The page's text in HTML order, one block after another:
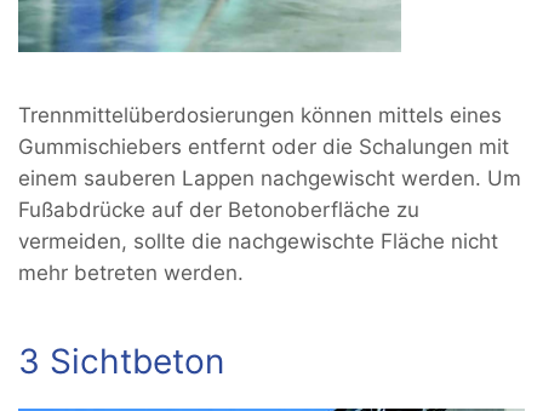
Trennmittelüberdosierungen können mittels eines
Gummischiebers entfernt oder die Schalungen mit
einem sauberen Lappen nachgewischt werden. Um
Fußabdrücke auf der Betonoberfläche zu
vermeiden, sollte die nachgewischte Fläche nicht
mehr betreten werden.
3 Sichtbeton